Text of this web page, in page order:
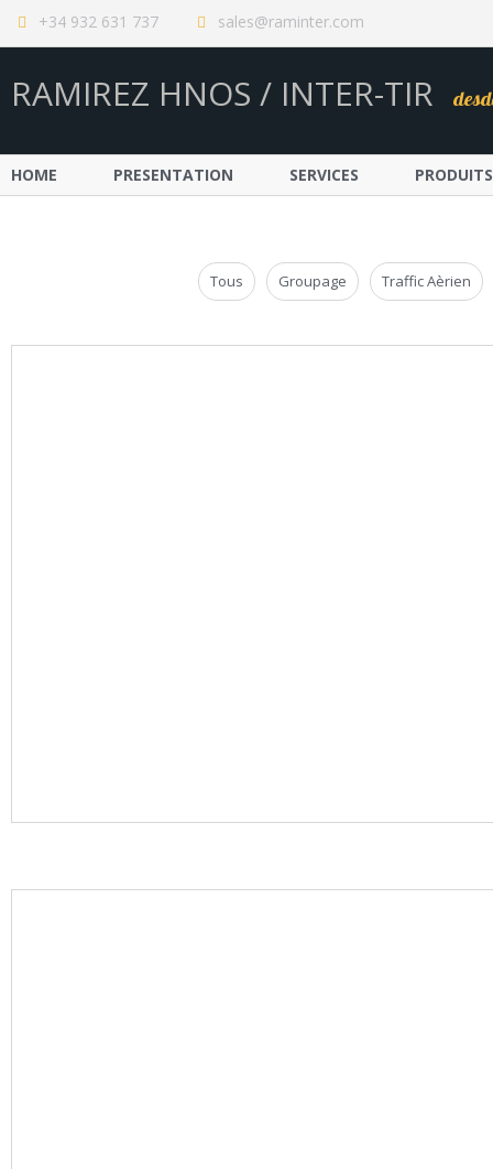
+34 932 631 737 sales@raminter.com
RAMIREZ HNOS / INTER-TIR
HOME PRESENTATION SERVICES PRODUITS
Tous Groupage Traffic Aèrien